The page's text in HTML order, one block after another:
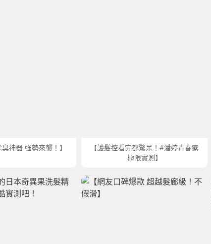
臭神器 強勢來襲！】
【護髮控看完都驚呆！#潘婷青春露
極限實測】